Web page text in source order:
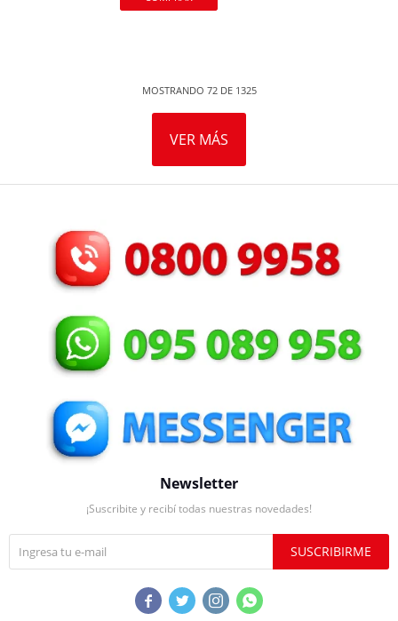
MOSTRANDO 72DE 1325
VER MÁS
Newsletter
¡Suscribite y recibí todas nuestras novedades!
SUSCRIBIRME
   